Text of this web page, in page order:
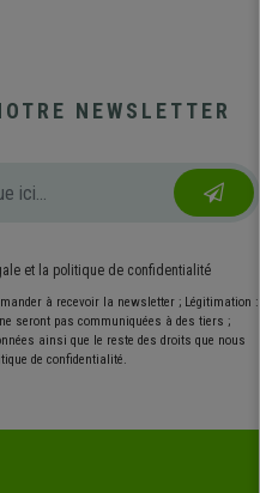
NEWSLETTER
et la politique de confidentialité
à recevoir la newsletter ; Légitimation :
seront pas communiquées à des tiers ;
ainsi que le reste des droits que nous
de confidentialité.